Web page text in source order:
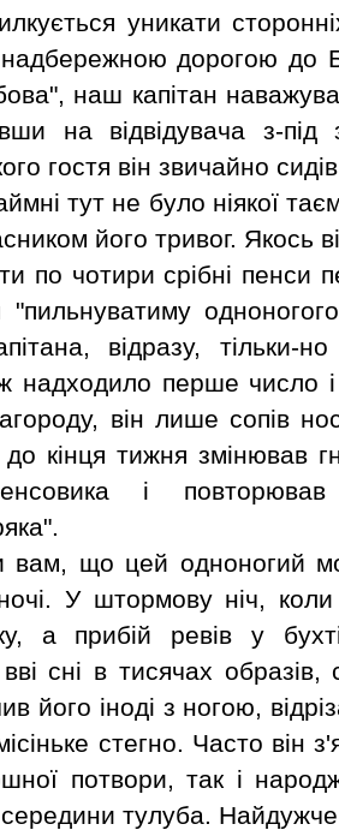
уникати
дорогою до
наш капітан
на відвідувача з-
гостя він звичайно
тут не було ніякої
його тривог. Якось
по чотири срібні пенси
відразу, тільки-
надходило перше число
він лише сопів
кінця тижня змінював
і
вам, що цей одноногий
У штормову ніч, коли
а прибій ревів у
сні в тисячах
його іноді з ногою,
стегно. Часто він
потвори, так і
тулуба.